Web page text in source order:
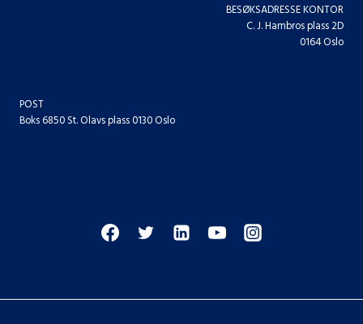
BESØKSADRESSE KONTOR
C. J. Hambros plass 2D
0164 Oslo
POST
Boks 6850 St. Olavs plass 0130 Oslo